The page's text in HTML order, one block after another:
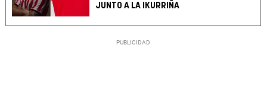
JUNTO A LA IKURRIÑA